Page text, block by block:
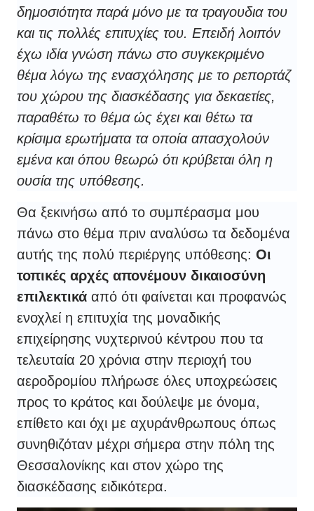
δημοσιότητα παρά μόνο με τα τραγουδια του
και τις πολλές επιτυχίες του. Επειδή λοιπόν
έχω ιδία γνώση πάνω στο συγκεκριμένο
θέμα λόγω της ενασχόλησης με το ρεπορτάζ
του χώρου της διασκέδασης για δεκαετίες,
παραθέτω το θέμα ώς έχει και θέτω τα
κρίσιμα ερωτήματα τα οποία απασχολούν
εμένα και όπου θεωρώ ότι κρύβεται όλη η
ουσία της υπόθεσης.
Θα ξεκινήσω από το συμπέρασμα μου
πάνω στο θέμα πριν αναλύσω τα δεδομένα
αυτής της πολύ περιέργης υπόθεσης: Οι
τοπικές αρχές απονέμουν δικαιοσύνη
επιλεκτικά από ότι φαίνεται και προφανώς
ενοχλεί η επιτυχία της μοναδικής
επιχείρησης νυχτερινού κέντρου που τα
τελευταία 20 χρόνια στην περιοχή του
αεροδρομίου πλήρωσε όλες υποχρεώσεις
προς το κράτος και δούλεψε με όνομα,
επίθετο και όχι με αχυράνθρωπους όπως
συνηθιζόταν μέχρι σήμερα στην πόλη της
Θεσσαλονίκης και στον χώρο της
διασκέδασης ειδικότερα.